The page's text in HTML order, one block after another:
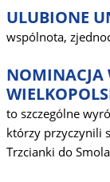
ULUBIONE
wspólnota,
NOMINACJA
to szczególne
którzy przyczynili
Trzcianki do